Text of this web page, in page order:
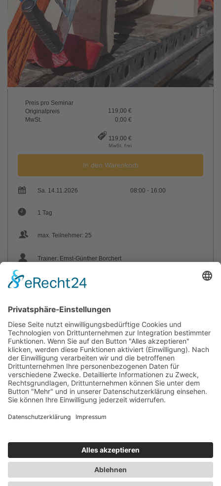
Preis pro Seminar
Originalpreis
119,00 €
MwSt.
0,00 €
119,00 €
MwSt. frei
In den Warenkorb
Sa. 14.11.2026 08:00 - 16:00
1 Tag
max. Teilnehmer: 25
Trainer: Ernst-Günther Borchert
Sie haben Fragen?
© 2026 by SVG Nord Service und Vertrieb GmbH